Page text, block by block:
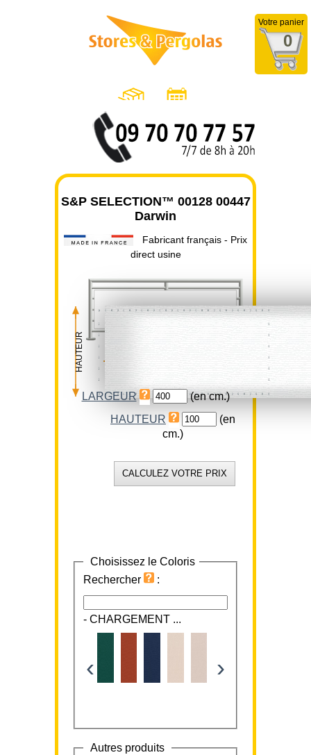
Votre panier
0
S&P SELECTION™ 00128 00447
Darwin
Fabricant français - Prix
direct usine
HAUTEUR
LARGEUR
(en cm.)
HAUTEUR
(en
cm.)
Choisissez le Coloris
Rechercher
:
- CHARGEMENT ...
‹ ›
Autres produits